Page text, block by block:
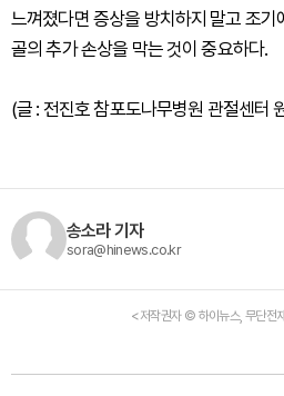
느껴졌다면 증상을 방치하지 말고 조기
골의 추가 손상을 막는 것이 중요하다.
(글 : 전진호 참포도나무병원 관절센터
송소라 기자
sora@hinews.co.kr
<저작권자 © 하이뉴스, 무단전